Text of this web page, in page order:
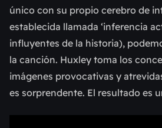
único con su propio cerebro de
establecida llamada ‘inferencia
influyentes de la historia),
la canción. Huxley toma los
imágenes provocativas y
es sorprendente. El resultado es